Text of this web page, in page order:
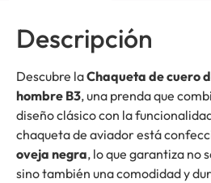
Descripción
Descubre laChaqueta de cuero
hombre B3, una prenda que
diseño clásico con la
chaqueta de aviador está
oveja negra, lo que garantiza no
sino también una comodidad y